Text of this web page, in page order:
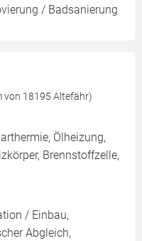
/ Badsanierung
von 18195 Altefähr)
Ölheizung,
Brennstoffzelle,
/ Einbau,
Abgleich,